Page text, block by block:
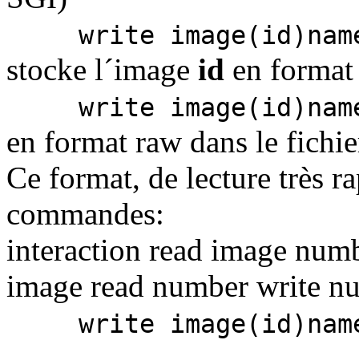
write
stocke l´image id en
write
en format raw dans le
Ce format, de lecture très
commandes:
interaction read image
image read number write
write